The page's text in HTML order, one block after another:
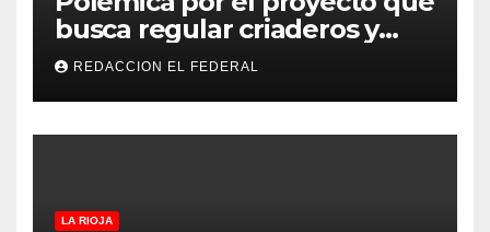
busca regular criaderos y
refugios de perros y gatos:
denuncian excesos, mientras
proteccionistas reclaman
controles más duros
REDACCION EL FEDERAL
LA RIOJA